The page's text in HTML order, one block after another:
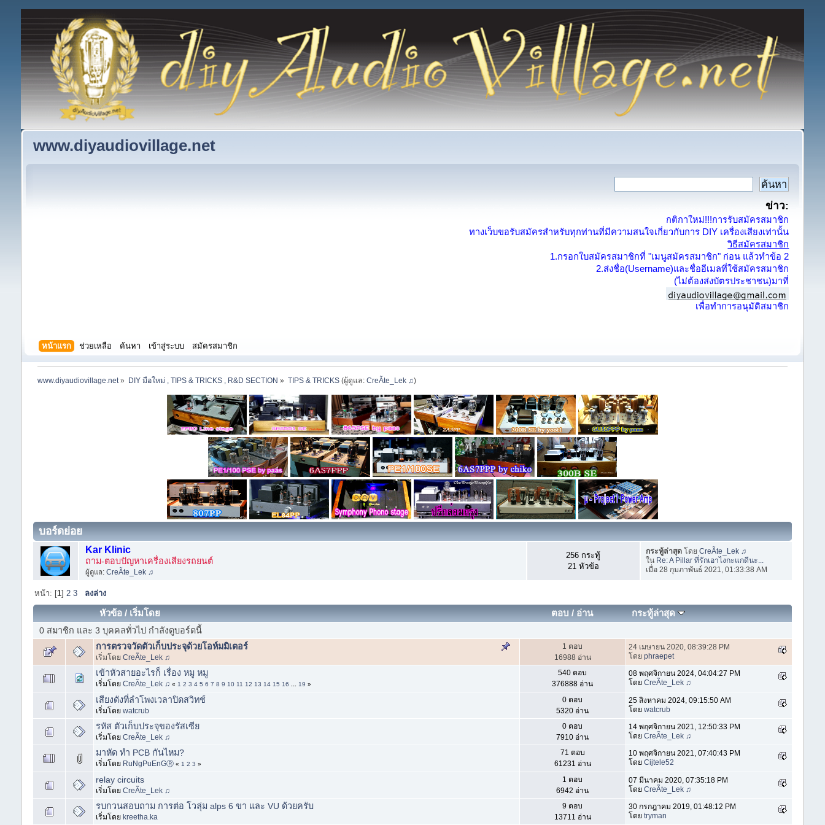
www.diyaudiovillage.net
ข่าว:
กติกาใหม่!!!การรับสมัครสมาชิก
ทางเว็บขอรับสมัครสำหรับทุกท่านที่มีความสนใจเกี่ยวกับการ DIY เครื่องเสียงเท่านั้น
วิธีสมัครสมาชิก
1.กรอกใบสมัครสมาชิกที่ "เมนูสมัครสมาชิก" ก่อน แล้วทำข้อ 2
2.ส่งชื่อ(Username)และชื่ออีเมลที่ใช้สมัครสมาชิก
(ไม่ต้องส่งบัตรประชาชน)มาที่
เพื่อทำการอนุมัติสมาชิก
หน้าแรก ช่วยเหลือ ค้นหา เข้าสู่ระบบ สมัครสมาชิก
www.diyaudiovillage.net» DIY มือใหม่ , TIPS & TRICKS , R&D SECTION » TIPS & TRICKS (ผู้ดูแล:CreÃte_Lek ♫)
บอร์ดย่อย
Kar Klinic
ถาม-ตอบปัญหาเครื่องเสียงรถยนต์
ผู้ดูแล: CreÃte_Lek ♫
256 กระทู้
21 หัวข้อ
กระทู้ล่าสุด โดยCreÃte_Lek ♫
ใน Re: A Pillar ที่รักเอาไงกะแกดีนะ...
เมื่อ 28 กุมภาพันธ์ 2021, 01:33:38 AM
หน้า: [1]2 3 ลงล่าง
หัวข้อ / เริ่มโดย ตอบ / อ่าน กระทู้ล่าสุด
0 สมาชิก และ 3 บุคคลทั่วไป กำลังดูบอร์ดนี้
การตรวจวัดตัวเก็บประจุด้วยโอห์มมิเตอร์
เริ่มโดย CreÃte_Lek ♫
1 ตอบ
16988 อ่าน
24 เมษายน 2020, 08:39:28 PM
โดย phraepet
เข้าหัวสายอะไรก็ เรื่อง หมู หมู
เริ่มโดย CreÃte_Lek ♫ « 1 2 3 4 5 6 7 8 9 10 11 12 13 14 15 16 19 »
540 ตอบ
376888 อ่าน
08 พฤศจิกายน 2024, 04:04:27 PM
โดย CreÃte_Lek ♫
เสียงดังที่ลำโพงเวลาปิดสวิทช์
เริ่มโดย watcrub
0 ตอบ
5320 อ่าน
25 สิงหาคม 2024, 09:15:50 AM
โดย watcrub
รหัส ตัวเก็บประจุของรัสเซีย
เริ่มโดย CreÃte_Lek ♫
0 ตอบ
7910 อ่าน
14 พฤศจิกายน 2021, 12:50:33 PM
โดย CreÃte_Lek ♫
มาหัด ทำ PCB กันไหม?
เริ่มโดย RuNgPuEnGⓇ « 1 2 3 »
71 ตอบ
61231 อ่าน
10 พฤศจิกายน 2021, 07:40:43 PM
โดย Cijtele52
relay circuits
เริ่มโดย CreÃte_Lek ♫
1 ตอบ
6942 อ่าน
07 มีนาคม 2020, 07:35:18 PM
โดย CreÃte_Lek ♫
รบกวนสอบถาม การต่อ โวลุ่ม alps 6 ขา และ VU ด้วยครับ
เริ่มโดย kreetha.ka
9 ตอบ
13711 อ่าน
30 กรกฎาคม 2019, 01:48:12 PM
โดย tryman